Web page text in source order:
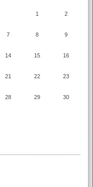
1 2
7 8 9
14 15 16
21 22 23
28 29 30